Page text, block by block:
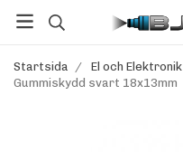
Startsida / El och Elektronik
Gummiskydd svart 18x13mm